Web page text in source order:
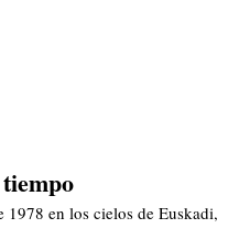
en los cielos de Euskadi,